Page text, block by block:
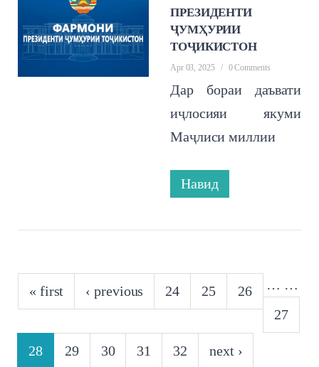
ПРЕЗИДЕНТИ
ҶУМҲУРИИ
ТОҶИКИСТОН
Apr 03, 2025 / 0 Comments
Дар бораи даъвати
иҷлосияи якуми
Маҷлиси миллии
Навид
PAGES
« first ‹ previous …
24 25
26
27
28 29 30 31 32
…
next ›